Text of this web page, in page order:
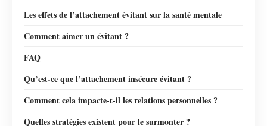
Les effets de l’attachement évitant sur la santé mentale
Comment aimer un évitant ?
FAQ
Qu’est-ce que l’attachement insécure évitant ?
Comment cela impacte-t-il les relations personnelles ?
Quelles stratégies existent pour le surmonter ?